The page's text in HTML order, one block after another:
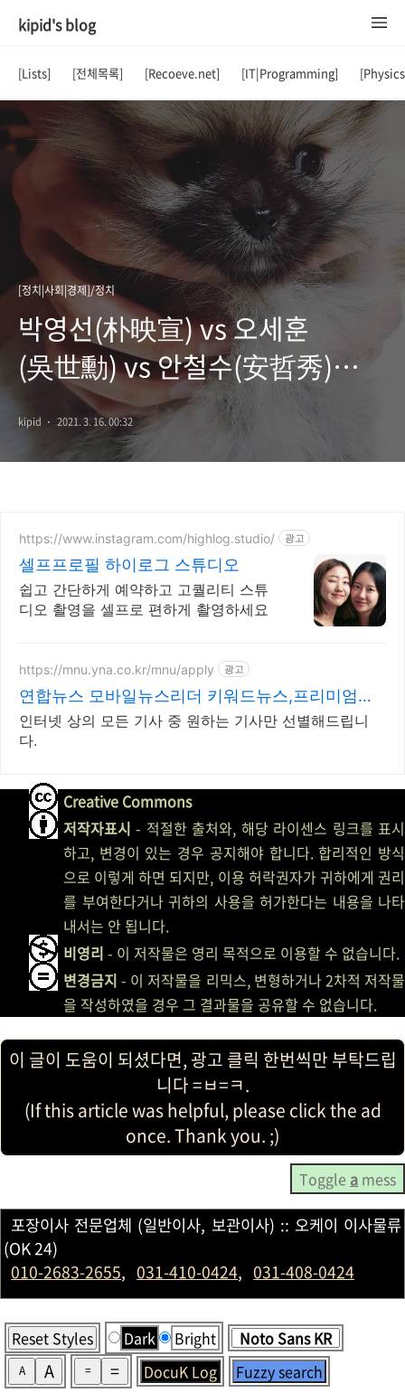
kipid's blog
[Lists] [전체목록] [Recoeve.net] [IT|Programming]
[정치|사회|경제]/정치
박영선(朴映宣) vs 오세훈
(吳世勳) vs 안철수(安哲秀)
프로필 비교
kipid 2021. 3. 16. 00:32
https://www.instagram.com/highlog.studio/ 광고
셀프프로필 하이로그 스튜디오
쉽고 간단하게 예약하고 고퀄리티 스튜
디오 촬영을 셀프로 편하게 촬영하세요
https://mnu.yna.co.kr/mnu/apply 광고
연합뉴스 모바일뉴스리더 키워드뉴스,프리미엄인
물검색
인터넷 상의 모든 기사 중 원하는 기사만 선별해드립니
다.
Creative Commons
저작자표시 - 적절한 출처와, 해당 라이센스 링크를 표시
하고, 변경이 있는 경우 공지해야 합니다. 합리적인 방식
으로 이렇게 하면 되지만, 이용 허락권자가 귀하에게 권리
를 부여한다거나 귀하의 사용을 허가한다는 내용을 나타
내서는 안 됩니다.
비영리 - 이 저작물은 영리 목적으로 이용할 수 없습니다.
변경금지 - 이 저작물을 리믹스, 변형하거나 2차적 저작물
을 작성하였을 경우 그 결과물을 공유할 수 없습니다.
이 글이 도움이 되셨다면, 광고 클릭 한번씩만 부탁드립
니다 =ㅂ=ㅋ.
(If this article was helpful, please click the ad
once. Thank you. ;)
Toggle a mess
포장이사 전문업체 (일반이사, 보관이사) :: 오케이 이사물류
(OK 24)
010-2683-2655, 031-410-0424, 031-408-0424
Reset Styles Dark Bright
A A = = DocuK Log Fuzzy search